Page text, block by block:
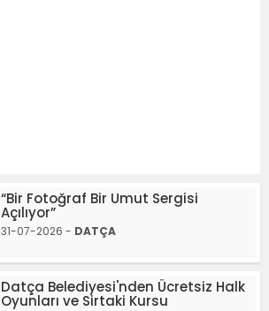
“Bir Fotoğraf Bir Umut Sergisi
Açılıyor”
31-07-2026 - DATÇA
Datça Belediyesi'nden Ücretsiz Halk
Oyunları ve Sirtaki Kursu